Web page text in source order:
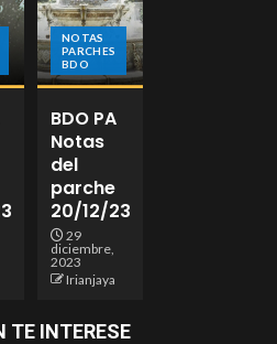
NOTAS
PARCHES
BDO
BDO PA
Notas
del
parche
20/12/23
29
diciembre,
2023
Irianjaya
TE INTERESE